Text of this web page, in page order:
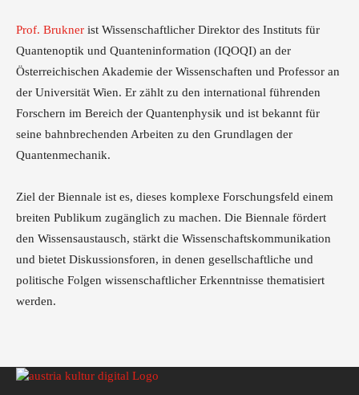
Prof. Brukner ist Wissenschaftlicher Direktor des Instituts für
Quantenoptik und Quanteninformation (IQOQI) an der
Österreichischen Akademie der Wissenschaften und Professor an
der Universität Wien. Er zählt zu den international führenden
Forschern im Bereich der Quantenphysik und ist bekannt für
seine bahnbrechenden Arbeiten zu den Grundlagen der
Quantenmechanik.
Ziel der Biennale ist es, dieses komplexe Forschungsfeld einem
breiten Publikum zugänglich zu machen. Die Biennale fördert
den Wissensaustausch, stärkt die Wissenschaftskommunikation
und bietet Diskussionsforen, in denen gesellschaftliche und
politische Folgen wissenschaftlicher Erkenntnisse thematisiert
werden.